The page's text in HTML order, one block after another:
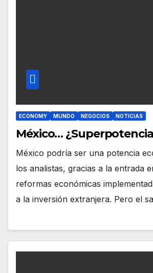
ECONOMY MUNDO NEGOCIOS NOTICIAS
México…
México podría ser una potencia
los analistas, gracias a la entrada
reformas económicas
a la inversión extranjera. Pero el